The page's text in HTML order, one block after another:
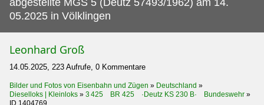
05.2025 in Völklingen
Leonhard Groß
14.05.2025, 223 Aufrufe, 0 Kommentare
Bilder und Fotos von Eisenbahn und Zügen » Deutschland »
Dieselloks | Kleinloks » 3 425 BR 425 ·Deutz KS 230 B· Bundeswehr »
ID 1404769